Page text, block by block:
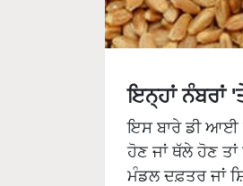
ਇਨ੍ਹਾਂ ਨੰਬਰਾਂ
ਇਸ ਬਾਰੇ ਡੀ ਆਈ
ਹੋਣ ਜਾਂ ਥੱਲੇ ਹੋਣ
ਮੰਡਲ ਦਫ਼ਤਰ ਜਾਂ